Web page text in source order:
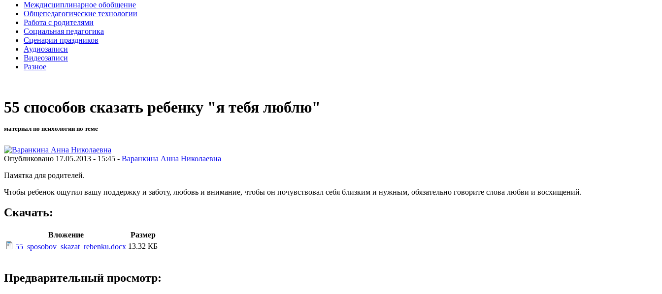
Междисциплинарное обобщение
Общепедагогические технологии
Работа с родителями
Социальная педагогика
Сценарии праздников
Аудиозаписи
Видеозаписи
Разное
55 способов сказать ребенку "я тебя люблю"
материал по психологии по теме
Опубликовано 17.05.2013 - 15:45 - Варанкина Анна Николаевна
Памятка для родителей.
Чтобы ребенок ощутил вашу поддержку и заботу, любовь и внимание, чтобы он почувствовал себя близким и нужным, обязательно говорите слова любви и восхищений.
Скачать:
Вложение
Размер
55_sposobov_skazat_rebenku.docx 13.32 КБ
Предварительный просмотр: